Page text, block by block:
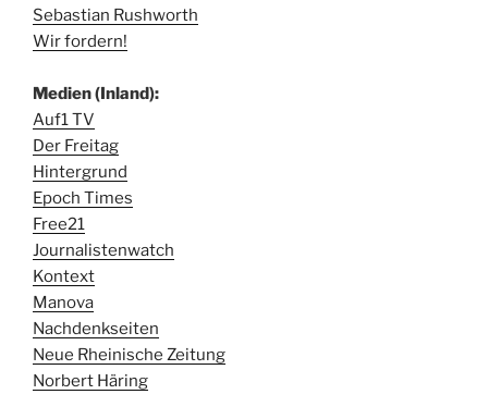
Sebastian Rushworth
Wir fordern!
Medien (Inland):
Auf1 TV
Der Freitag
Hintergrund
Epoch Times
Free21
Journalistenwatch
Kontext
Manova
Nachdenkseiten
Neue Rheinische Zeitung
Norbert Häring